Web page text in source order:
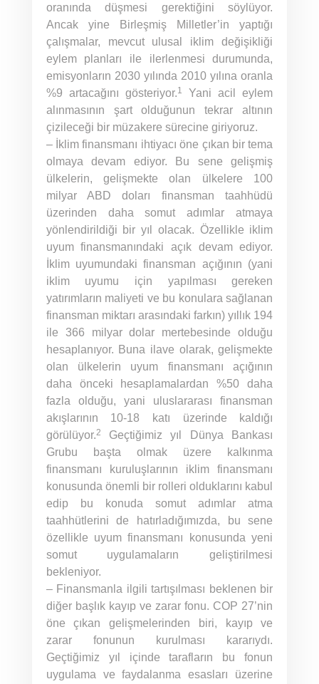
oranında düşmesi gerektiğini söylüyor.
Ancak yine Birleşmiş Milletler’in yaptığı
çalışmalar, mevcut ulusal iklim değişikliği
eylem planları ile ilerlenmesi durumunda,
emisyonların 2030 yılında 2010 yılına oranla
%9 artacağını gösteriyor.1 Yani acil eylem
alınmasının şart olduğunun tekrar altının
çizileceği bir müzakere sürecine giriyoruz.
– İklim finansmanı ihtiyacı öne çıkan bir tema
olmaya devam ediyor. Bu sene gelişmiş
ülkelerin, gelişmekte olan ülkelere 100
milyar ABD doları finansman taahhüdü
üzerinden daha somut adımlar atmaya
yönlendirildiği bir yıl olacak. Özellikle iklim
uyum finansmanındaki açık devam ediyor.
İklim uyumundaki finansman açığının (yani
iklim uyumu için yapılması gereken
yatırımların maliyeti ve bu konulara sağlanan
finansman miktarı arasındaki farkın) yıllık 194
ile 366 milyar dolar mertebesinde olduğu
hesaplanıyor. Buna ilave olarak, gelişmekte
olan ülkelerin uyum finansmanı açığının
daha önceki hesaplamalardan %50 daha
fazla olduğu, yani uluslararası finansman
akışlarının 10-18 katı üzerinde kaldığı
görülüyor.2
Geçtiğimiz yıl Dünya Bankası
Grubu başta olmak üzere kalkınma
finansmanı kuruluşlarının iklim finansmanı
konusunda önemli bir rolleri olduklarını kabul
edip bu konuda somut adımlar atma
taahhütlerini de hatırladığımızda, bu sene
özellikle uyum finansmanı konusunda yeni
somut uygulamaların geliştirilmesi
bekleniyor.
– Finansmanla ilgili tartışılması beklenen bir
diğer başlık kayıp ve zarar fonu. COP 27’nin
öne çıkan gelişmelerinden biri, kayıp ve
zarar fonunun kurulması kararıydı.
Geçtiğimiz yıl içinde tarafların bu fonun
uygulama ve faydalanma esasları üzerine